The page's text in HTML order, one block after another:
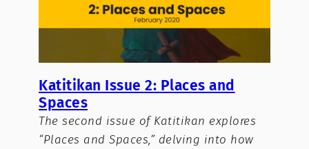
Katitikan Issue 2: Places and
Spaces
The second issue of Katitikan explores
“Places and Spaces,” delving into how